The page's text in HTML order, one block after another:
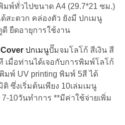
พ์ทั่วไปขนาด A4 (29.7*21 ซม.)
สะดวก คล่องตัว ยังมี ปกเมนู
ยืดอายุการใช้งาน
ปกเมนูปั๊มจมโลโก้ สีเงิน สี
เมื่อท่านได้เจอกับการพิมพ์โลโก้
มพ์ UV printing พิมพ์ 5สี ได้
ซึ่งเริ่มต้นเพียง 10เล่มเมนู
7-10วันทำการ **มีค่าใช้จ่ายเพิ่ม